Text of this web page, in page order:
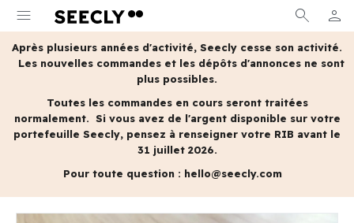
menu search person
MON
Après plusieurs années d'activité, Seecly cesse son activité.
Les nouvelles commandes et les dépôts d'annonces ne sont
plus possibles.
Toutes les commandes en cours seront traitées
normalement. Si vous avez de l'argent disponible sur votre
portefeuille Seecly, pensez à renseigner votre RIB avant le
31 juillet 2026.
Pour toute question : hello@seecly.com